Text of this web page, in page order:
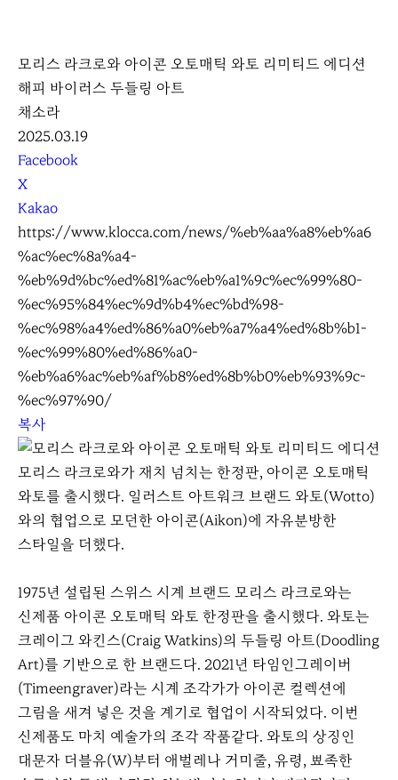
O
C
모리스 라크로와 아이콘 오토매틱 와토 리미티드 에디션
해피 바이러스 두들링 아트
채소라
2025.03.19
S
N
S
S
h
a
r
e
Facebook
X
Kakao
https://www.klocca.com/news/%eb%aa%a8%eb%a6
%ac%ec%8a%a4-
%eb%9d%bc%ed%81%ac%eb%a1%9c%ec%99%80-
%ec%95%84%ec%9d%b4%ec%bd%98-
%ec%98%a4%ed%86%a0%eb%a7%a4%ed%8b%b1-
%ec%99%80%ed%86%a0-
%eb%a6%ac%eb%af%b8%ed%8b%b0%eb%93%9c-
%ec%97%90/
복사
모리스 라크로와가 재치 넘치는 한정판, 아이콘 오토매틱
와토를 출시했다. 일러스트 아트워크 브랜드 와토(Wotto)
와의 협업으로 모던한 아이콘(Aikon)에 자유분방한
스타일을 더했다.
1975년 설립된 스위스 시계 브랜드 모리스 라크로와는
신제품 아이콘 오토매틱 와토 한정판을 출시했다. 와토는
크레이그 와킨스(Craig Watkins)의 두들링 아트(Doodling
Art)를 기반으로 한 브랜드다. 2021년 타임인그레이버
(Timeengraver)라는 시계 조각가가 아이콘 컬렉션에
그림을 새겨 넣은 것을 계기로 협업이 시작되었다. 이번
신제품도 마치 예술가의 조각 작품같다. 와토의 상징인
대문자 더블유(W)부터 애벌레나 거미줄, 유령, 뾰족한